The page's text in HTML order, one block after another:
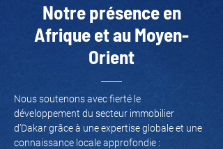
Notre présence en
Afrique et au Moyen-
Orient
Nous soutenons avec fierté le
développement du secteur immobilier
d’Dakar grâce à une expertise globale et une
connaissance locale approfondie :